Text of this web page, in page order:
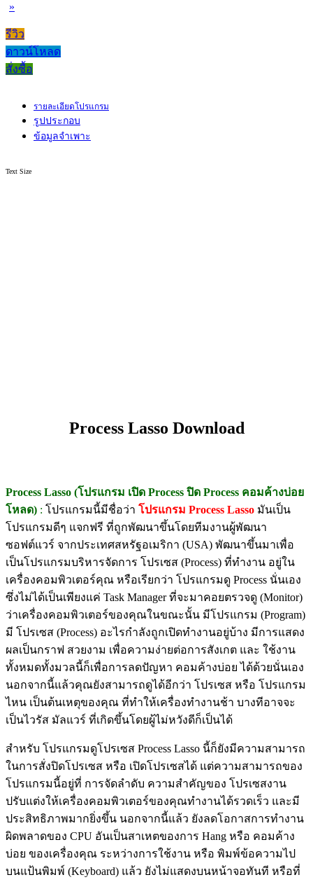
»
รีวิว
ดาวน์โหลด
สั่งซื้อ
รายละเอียดโปรแกรม
รูปประกอบ
ข้อมูลจำเพาะ
Text Size
Process Lasso Download
Process Lasso (โปรแกรม เปิด Process ปิด Process คอมค้างบ่อย
โหลด) : โปรแกรมนี้มีชื่อว่า โปรแกรม Process Lasso มันเป็น
โปรแกรมดีๆ แจกฟรี ที่ถูกพัฒนาขึ้นโดยทีมงานผู้พัฒนา
ซอฟต์แวร์ จากประเทศสหรัฐอเมริกา (USA) พัฒนาขึ้นมาเพื่อ
เป็นโปรแกรมบริหารจัดการ โปรเซส (Process) ที่ทำงาน อยู่ใน
เครื่องคอมพิวเตอร์คุณ หรือเรียกว่า โปรแกรมดู Process นั่นเอง
ซึ่งไม่ได้เป็นเพียงแค่ Task Manager ที่จะมาคอยตรวจดู (Monitor)
ว่าเครื่องคอมพิวเตอร์ของคุณในขณะนั้น มีโปรแกรม (Program)
มี โปรเซส (Process) อะไรกำลังถูกเปิดทำงานอยู่บ้าง มีการแสดง
ผลเป็นกราฟ สวยงาม เพื่อความง่ายต่อการสังเกต และ ใช้งาน
ทั้งหมดทั้งมวลนี้ก็เพื่อการลดปัญหา คอมค้างบ่อย ได้ด้วยนั่นเอง
นอกจากนี้แล้วคุณยังสามารถดูได้อีกว่า โปรเซส หรือ โปรแกรม
ไหน เป็นต้นเหตุของคุณ ที่ทำให้เครื่องทำงานช้า บางทีอาจจะ
เป็นไวรัส มัลแวร์ ที่เกิดขึ้นโดยผู้ไม่หวังดีก็เป็นได้
สำหรับ โปรแกรมดูโปรเซส Process Lasso นี้ก็ยังมีความสามารถ
ในการสั่งปิดโปรเซส หรือ เปิดโปรเซสได้ แต่ความสามารถของ
โปรแกรมนี้อยู่ที่ การจัดลำดับ ความสำคัญของ โปรเซสงาน
ปรับแต่งให้เครื่องคอมพิวเตอร์ของคุณทำงานได้รวดเร็ว และมี
ประสิทธิภาพมากยิ่งขึ้น นอกจากนี้แล้ว ยังลดโอกาสการทำงาน
ผิดพลาดของ CPU อันเป็นสาเหตของการ Hang หรือ คอมค้าง
บ่อย ของเครื่องคุณ ระหว่างการใช้งาน หรือ พิมพ์ข้อความไป
บนแป้นพิมพ์ (Keyboard) แล้ว ยังไม่แสดงบนหน้าจอทันที หรือที่